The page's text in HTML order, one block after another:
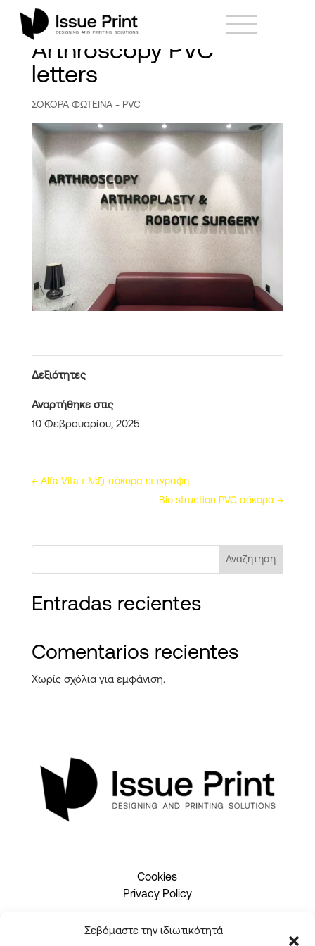
Σεβόμαστε την ιδιωτικότητά
Arthroscopy PVC
letters
ΣΟΚΟΡΑ ΦΩΤΕΙΝΑ - PVC
Δεξιότητες
Αναρτήθηκε στις
10 Φεβρουαρίου, 2025
←Alfa Vita πλέξι σόκορα επιγραφή
Bio struction PVC σόκορα→
Αναζήτηση
Entradas recientes
Comentarios recientes
Χωρίς σχόλια για εμφάνιση.
Cookies
Privacy Policy